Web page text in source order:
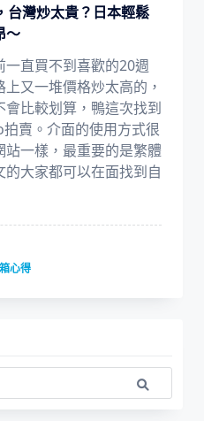
台灣炒太貴？日本輕鬆
～
直買不到喜歡的20週
又一堆價格炒太高的，
比較划算，鴨這次找到
賣。介面的使用方式很
一樣，最重要的是繁體
大家都可以在面找到自
心得